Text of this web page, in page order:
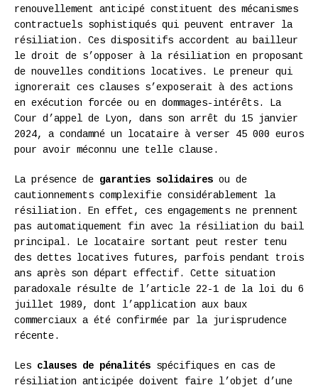
renouvellement anticipé constituent des mécanismes
contractuels sophistiqués qui peuvent entraver la
résiliation. Ces dispositifs accordent au bailleur
le droit de s’opposer à la résiliation en proposant
de nouvelles conditions locatives. Le preneur qui
ignorerait ces clauses s’exposerait à des actions
en exécution forcée ou en dommages-intérêts. La
Cour d’appel de Lyon, dans son arrêt du 15 janvier
2024, a condamné un locataire à verser 45 000 euros
pour avoir méconnu une telle clause.
La présence de garanties solidaires ou de
cautionnements complexifie considérablement la
résiliation. En effet, ces engagements ne prennent
pas automatiquement fin avec la résiliation du bail
principal. Le locataire sortant peut rester tenu
des dettes locatives futures, parfois pendant trois
ans après son départ effectif. Cette situation
paradoxale résulte de l’article 22-1 de la loi du 6
juillet 1989, dont l’application aux baux
commerciaux a été confirmée par la jurisprudence
récente.
Les clauses de pénalités spécifiques en cas de
résiliation anticipée doivent faire l’objet d’une